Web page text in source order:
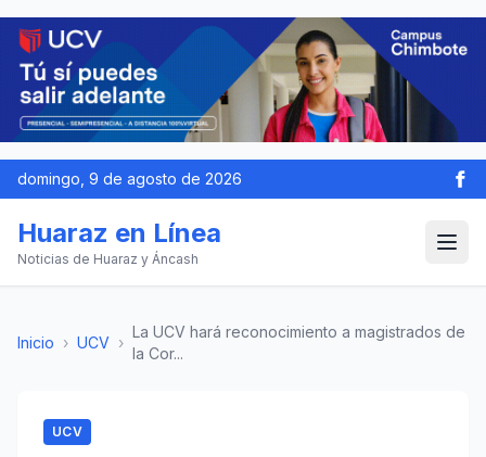
domingo, 9 de agosto de 2026
Huaraz en Línea
Noticias de Huaraz y Áncash
Inicio › UCV ›
La UCV hará reconocimiento a magistrados de
la Cor...
UCV